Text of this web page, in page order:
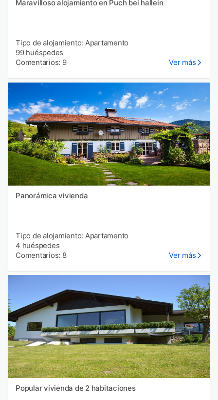
Maravilloso alojamiento en Puch bei hallein
Tipo de alojamiento: Apartamento
99 huéspedes
Comentarios: 9
Ver más
Panorámica vivienda
Tipo de alojamiento: Apartamento
4 huéspedes
Comentarios: 8
Ver más
Popular vivienda de 2 habitaciones